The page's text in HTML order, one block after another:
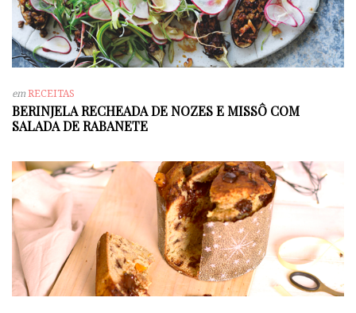
emRECEITAS
BERINJELA RECHEADA DE NOZES E MISSÔ COM
SALADA DE RABANETE